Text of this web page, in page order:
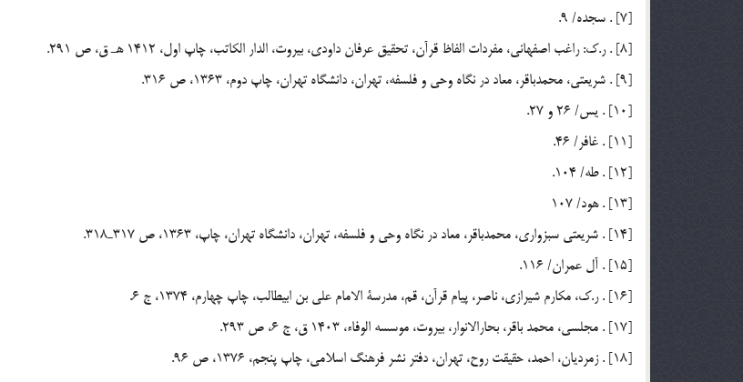
[7] . سجده/ 9.
[8] . ر.ك: راغب اصفهاني، مفردات الفاظ قرآن، تحقيق عرفان داودي، بيروت، الدار الکاتب، چاپ اول، 1412 هـ ق، ص 291.
[9] . شريعتي، محمدباقر، معاد در نگاه وحي و فلسفه، تهران، دانشگاه تهران، چاپ دوم، 1363، ص 316.
[10] . يس/ 26 و 27.
[11] . غافر/ 46.
[12] . طه/ 104.
[13] . هود/ 107
[14] . شريعتي سبزواري، محمدباقر، معاد در نگاه وحي و فلسفه، تهران، دانشگاه تهران، چاپ، 1363، ص 317ـ318.
[15] . آل عمران/ 116.
[16] . ر.ك، مكارم شيرازي، ناصر، پيام قرآن، قم، مدرسة الامام علي بن ابيطالب، چاپ چهارم، 1374، ج 6.
[17] . مجلسي، محمد باقر، بحارالانوار، بيروت، موسسه الوفاء، 1403 ق، ج 6، ص 293.
[18] . زمرديان، احمد، حقيقت روح، تهران، دفتر نشر فرهنگ اسلامي، چاپ پنجم، 1376، ص 96.